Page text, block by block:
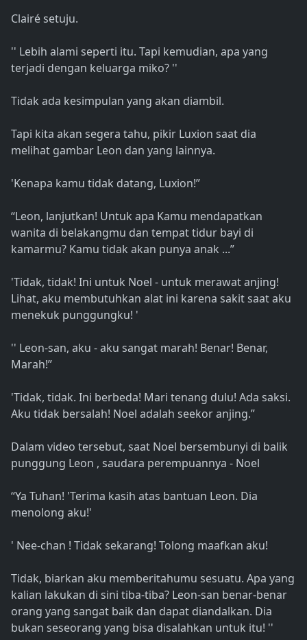
Clairé setuju.
'' Lebih alami seperti itu. Tapi kemudian, apa yang
terjadi dengan keluarga miko? ''
Tidak ada kesimpulan yang akan diambil.
Tapi kita akan segera tahu, pikir Luxion saat dia
melihat gambar Leon dan yang lainnya.
'Kenapa kamu tidak datang, Luxion!”
“Leon, lanjutkan! Untuk apa Kamu mendapatkan
wanita di belakangmu dan tempat tidur bayi di
kamarmu? Kamu tidak akan punya anak ...”
'Tidak, tidak! Ini untuk Noel - untuk merawat anjing!
Lihat, aku membutuhkan alat ini karena sakit saat aku
menekuk punggungku! '
'' Leon-san, aku - aku sangat marah! Benar! Benar,
Marah!”
'Tidak, tidak. Ini berbeda! Mari tenang dulu! Ada saksi.
Aku tidak bersalah! Noel adalah seekor anjing.”
Dalam video tersebut, saat Noel bersembunyi di balik
punggung Leon , saudara perempuannya - Noel
“Ya Tuhan! 'Terima kasih atas bantuan Leon. Dia
menolong aku!'
' Nee-chan ! Tidak sekarang! Tolong maafkan aku!
Tidak, biarkan aku memberitahumu sesuatu. Apa yang
kalian lakukan di sini tiba-tiba? Leon-san benar-benar
orang yang sangat baik dan dapat diandalkan. Dia
bukan seseorang yang bisa disalahkan untuk itu! ''